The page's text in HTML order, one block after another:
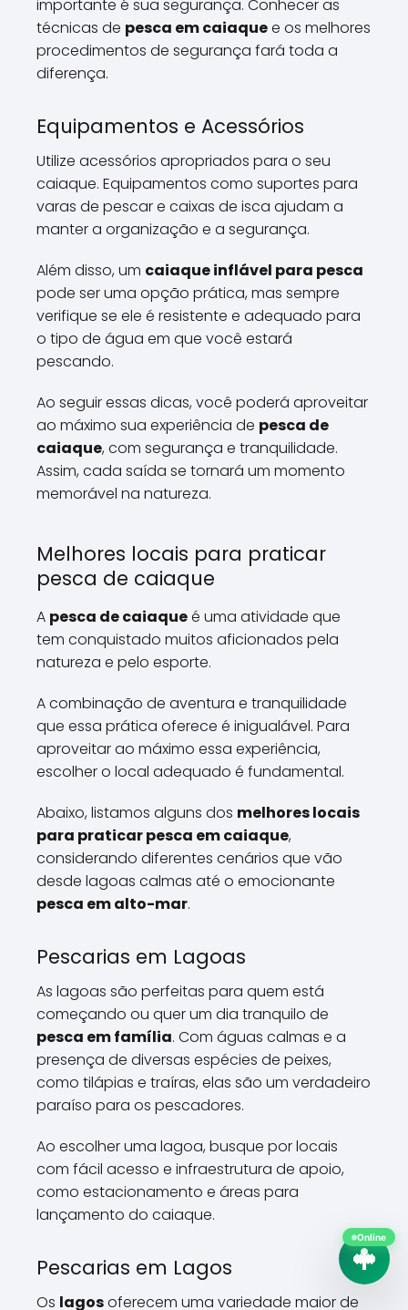
importante é sua segurança. Conhecer as
técnicas de pesca em caiaquee os melhores
procedimentos de segurança fará toda a
diferença.
Equipamentos e Acessórios
Utilize acessórios apropriados para o seu
caiaque. Equipamentos como suportes para
varas de pescar e caixas de isca ajudam a
manter a organização e a segurança.
Além disso, um caiaque inflável para pesca
pode ser uma opção prática, mas sempre
verifique se ele é resistente e adequado para
o tipo de água em que você estará
pescando.
Ao seguir essas dicas, você poderá aproveitar
ao máximo sua experiência de pesca de
caiaque, com segurança e tranquilidade.
Assim, cada saída se tornará um momento
memorável na natureza.
Melhores locais para praticar
pesca de caiaque
A pesca de caiaqueé uma atividade que
tem conquistado muitos aficionados pela
natureza e pelo esporte.
A combinação de aventura e tranquilidade
que essa prática oferece é inigualável. Para
aproveitar ao máximo essa experiência,
escolher o local adequado é fundamental.
Abaixo, listamos alguns dos melhores locais
para praticar pesca em caiaque,
considerando diferentes cenários que vão
desde lagoas calmas até o emocionante
pesca em alto-mar.
Pescarias em Lagoas
As lagoas são perfeitas para quem está
começando ou quer um dia tranquilo de
pesca em família. Com águas calmas e a
presença de diversas espécies de peixes,
como tilápias e traíras, elas são um verdadeiro
paraíso para os pescadores.
Ao escolher uma lagoa, busque por locais
com fácil acesso e infraestrutura de apoio,
como estacionamento e áreas para
lançamento do caiaque.
Pescarias em Lagos
Os lagosoferecem uma variedade maior de
Online